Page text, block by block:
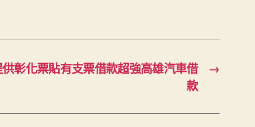
→
彰化票貼有支票借款超強高雄汽車借
款